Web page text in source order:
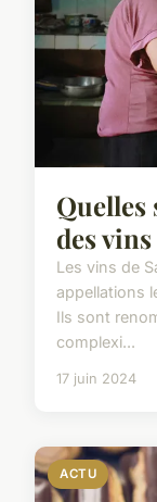
Quelles
des
Les vins de
appellations
Ils sont
complexi...
17 juin 2024
ACTU